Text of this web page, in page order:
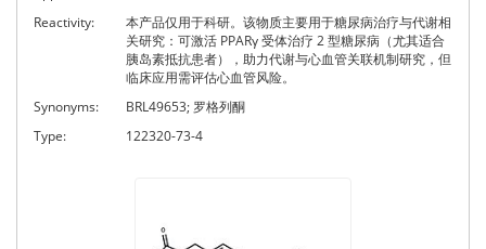
Reactivity:
本产品仅用于科研。该物质主要用于糖尿病治疗与代谢相
关研究：可激活 PPARγ 受体治疗 2 型糖尿病（尤其适合
胰岛素抵抗患者），助力代谢与心血管关联机制研究，但
临床应用需评估心血管风险。
Synonyms:
BRL49653; 罗格列酮
Type:
122320-73-4